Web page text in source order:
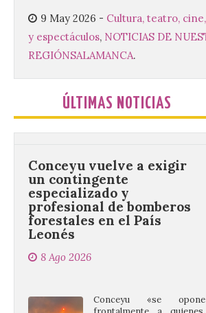
9 May 2026 - Cultura, teatro,
y espectáculos, NOTICIAS DE
REGIÓNSALAMANCA.
ÚLTIMAS NOTICIAS
Sacra de la Universidad
(UPSA), premiará composiciones
inéditas, destinadas a coro, con un
un contingente
especializado y
profesional de bomberos
forestales en el País
Leonés
8 Ago 2026
desde esta